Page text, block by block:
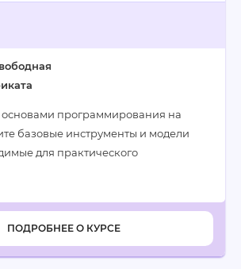
основами программирования на
базовые инструменты и модели
для практического
ПОДРОБНЕЕ О КУРСЕ